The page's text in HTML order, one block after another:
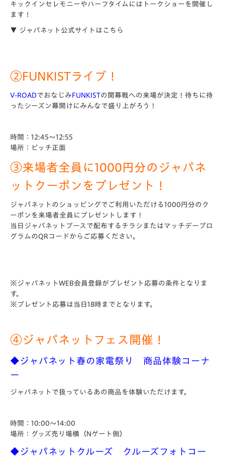
キックインセレモニーやハーフタイムにはトークショーを開催し
ます！
▼ ジャパネット公式サイトはこちら
②FUNKISTライブ！
V-ROADでおなじみ FUNKISTの開幕戦への来場が決定！待ちに待
ったシーズン幕開けにみんなで盛り上がろう！
時間：12:45～12:55
場所：ピッチ正面
③来場者全員に1000円分のジャパネ
ットクーポンをプレゼント！
ジャパネットのショッピングでご利用いただける1000円分のク
ーポンを来場者全員にプレゼントします！
当日ジャパネットブースで配布するチラシまたはマッチデープロ
グラムのQRコードからご応募ください。
※ジャパネットWEB会員登録がプレゼント応募の条件となりま
す。
※プレゼント応募は当日18時までとなります。
④ジャパネットフェス開催！
◆ジャパネット春の家電祭り 商品体験コーナ
ー
ジャパネットで扱っているあの商品を体験いただけます。
時間：10:00～14:00
場所：グッズ売り場横（Nゲート側）
◆ジャパネットクルーズ クルーズフォトコー